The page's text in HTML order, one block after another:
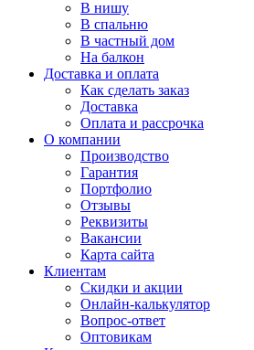
В нишу
В спальню
В частный дом
На балкон
Доставка и оплата
Как сделать заказ
Доставка
Оплата и рассрочка
О компании
Производство
Гарантия
Портфолио
Отзывы
Реквизиты
Вакансии
Карта сайта
Клиентам
Скидки и акции
Онлайн-калькулятор
Вопрос-ответ
Оптовикам